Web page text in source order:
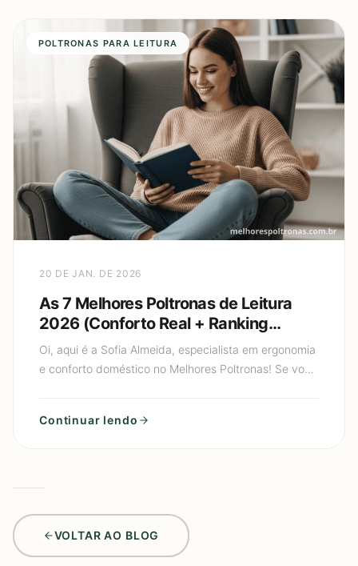
POLTRONAS PARA LEITURA
20 DE JAN. DE 2026
As 7 Melhores Poltronas de Leitura
2026 (Conforto Real + Ranking
Atualizado)
Oi, aqui é a Sofia Almeida, especialista em ergonomia
e conforto doméstico no Melhores Poltronas! Se você
Continuar lendo
VOLTAR AO BLOG